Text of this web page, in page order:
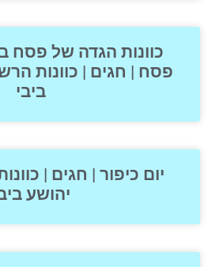
כוונות הגדה של פסח
פסח | חגים | כוונות
ביבי
יום כיפור | חגים |
יהושע ביבי